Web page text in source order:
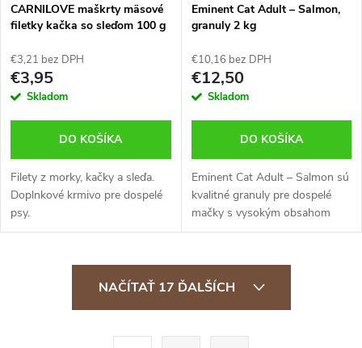
CARNILOVE maškrty mäsové
filetky kačka so sleďom 100 g
€3,21 bez DPH
€3,95
Skladom
DO KOŠÍKA
Filety z morky, kačky a sleďa.
Doplnkové krmivo pre dospelé
psy.
Eminent Cat Adult – Salmon,
granuly 2 kg
€10,16 bez DPH
€12,50
Skladom
DO KOŠÍKA
Eminent Cat Adult – Salmon sú
kvalitné granuly pre dospelé
mačky s vysokým obsahom
lososa. Praktické balenie 2 kg je
alebo na vyskúšanie chuti....
NAČÍTAŤ 17 ĎALŠÍCH